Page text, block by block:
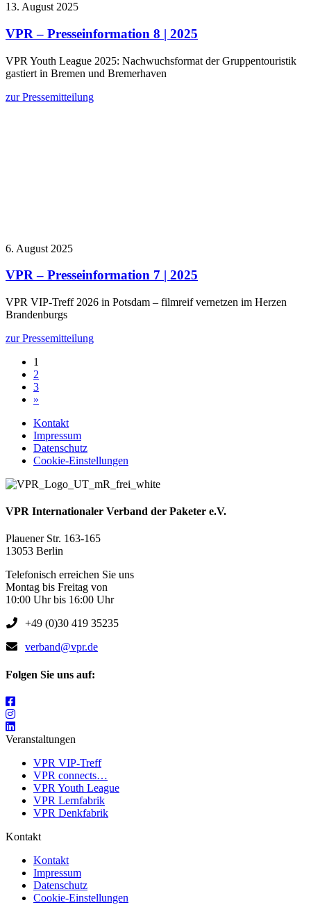
13. August 2025
VPR – Presseinformation 8 | 2025
VPR Youth League 2025: Nachwuchsformat der Gruppentouristik
gastiert in Bremen und Bremerhaven
zur Pressemitteilung
6. August 2025
VPR – Presseinformation 7 | 2025
VPR VIP-Treff 2026 in Potsdam – filmreif vernetzen im Herzen
Brandenburgs
zur Pressemitteilung
1
2
3
»
Kontakt
Impressum
Datenschutz
Cookie-Einstellungen
VPR Internationaler Verband der Paketer e.V.
Plauener Str. 163-165
13053 Berlin
Telefonisch erreichen Sie uns
Montag bis Freitag von
10:00 Uhr bis 16:00 Uhr
+49 (0)30 419 35235
verband@vpr.de
Folgen Sie uns auf:
Veranstaltungen
VPR VIP-Treff
VPR connects…
VPR Youth League
VPR Lernfabrik
VPR Denkfabrik
Kontakt
Kontakt
Impressum
Datenschutz
Cookie-Einstellungen